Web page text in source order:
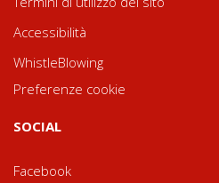
Accessibilità
WhistleBlowing
Preferenze cookie
SOCIAL
Facebook